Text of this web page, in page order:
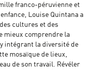
franco-péruvienne et
Louise Quintana a
cultures et des
mieux comprendre la
intégrant la diversité de
mosaïque de lieux,
de son travail. Révéler